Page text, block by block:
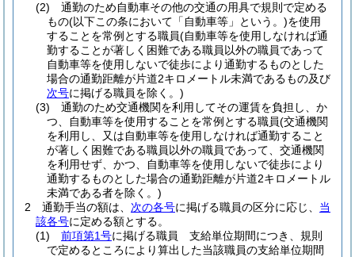
(2)
通勤のため自動車その他の交通の用具で規則で定める
もの(以下この条において「自動車等」という。)を使用
することを常例とする職員(自動車等を使用しなければ通
勤することが著しく困難である職員以外の職員であって
自動車等を使用しないで徒歩により通勤するものとした
場合の通勤距離が片道2キロメートル未満であるもの及び
次号に掲げる職員を除く。)
(3)
通勤のため交通機関を利用してその運賃を負担し、か
つ、自動車等を使用することを常例とする職員(交通機関
を利用し、又は自動車等を使用しなければ通勤すること
が著しく困難である職員以外の職員であって、交通機関
を利用せず、かつ、自動車等を使用しないで徒歩により
通勤するものとした場合の通勤距離が片道2キロメートル
未満である者を除く。)
2
通勤手当の額は、 次の各号に掲げる職員の区分に応じ、 当
該各号に定める額とする。
(1)
前項第1号に掲げる職員 支給単位期間につき、規則
で定めるところにより算出した当該職員の支給単位期間